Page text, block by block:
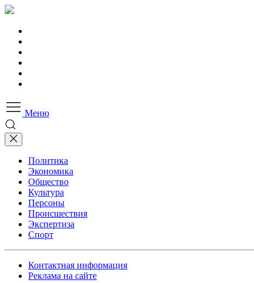
Меню
Политика
Экономика
Общество
Культура
Персоны
Происшествия
Экспертиза
Спорт
Контактная информация
Реклама на сайте